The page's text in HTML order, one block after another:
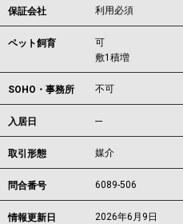
保証会社 利用必須
ペット飼育
可
敷1積増
SOHO・事務所 不可
入居日 ---
取引形態 媒介
問合番号 6089-506
情報更新日 2026年6月9日